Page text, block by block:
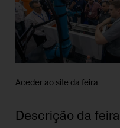
Aceder ao site da feira
Descrição da feira